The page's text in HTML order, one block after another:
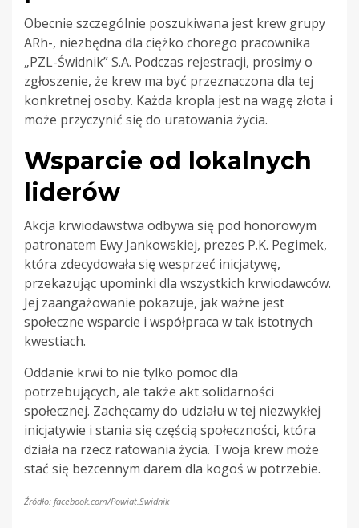
Obecnie szczególnie poszukiwana jest krew grupy
ARh-, niezbędna dla ciężko chorego pracownika
„PZL-Świdnik” S.A. Podczas rejestracji, prosimy o
zgłoszenie, że krew ma być przeznaczona dla tej
konkretnej osoby. Każda kropla jest na wagę złota i
może przyczynić się do uratowania życia.
Wsparcie od lokalnych
liderów
Akcja krwiodawstwa odbywa się pod honorowym
patronatem Ewy Jankowskiej, prezes P.K. Pegimek,
która zdecydowała się wesprzeć inicjatywę,
przekazując upominki dla wszystkich krwiodawców.
Jej zaangażowanie pokazuje, jak ważne jest
społeczne wsparcie i współpraca w tak istotnych
kwestiach.
Oddanie krwi to nie tylko pomoc dla
potrzebujących, ale także akt solidarności
społecznej. Zachęcamy do udziału w tej niezwykłej
inicjatywie i stania się częścią społeczności, która
działa na rzecz ratowania życia. Twoja krew może
stać się bezcennym darem dla kogoś w potrzebie.
Źródło: facebook.com/Powiat.Swidnik